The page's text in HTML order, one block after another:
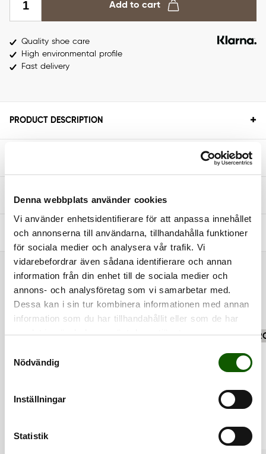
Denna webbplats använder cookies
Vi använder enhetsidentifierare för att anpassa innehållet
och annonserna till användarna, tillhandahålla funktioner
för sociala medier och analysera vår trafik. Vi
vidarebefordrar även sådana identifierare och annan
information från din enhet till de sociala medier och
annons- och analysföretag som vi samarbetar med.
Dessa kan i sin tur kombinera informationen med annan
information som du har tillhandahållit eller som de har
samlat in när du har använt deras tjänster.
Nödvändig
Inställningar
Statistik
Add to cart
Quality shoe care
High environmental profile
Fast delivery
PRODUCT DESCRIPTION +
+
STORLEKSGUIDE
FRÅGOR & SVAR
RELATED PRODUCTS
CLEAN
MULTIPLE COLOR